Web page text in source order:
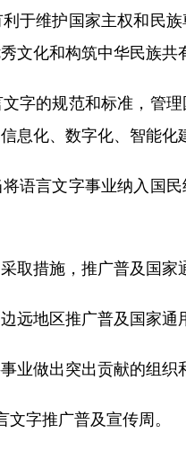
维护国家主权和民族
文化和构筑中华民族
的规范和标准，管理
息化、数字化、智能化
言文字事业纳入国民
措施，推广普及国家
地区推广普及国家通
出突出贡献的组织和
字推广普及宣传周。